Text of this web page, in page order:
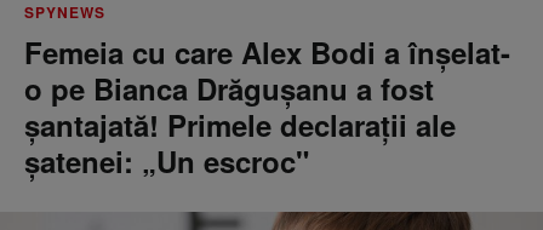
SPYNEWS
Femeia cu care Alex Bodi a înșelat-
o pe Bianca Drăgușanu a fost
șantajată! Primele declarații ale
șatenei: „Un escroc"